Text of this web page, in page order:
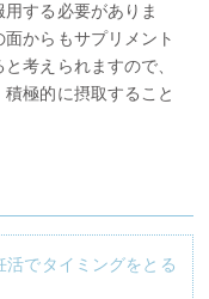
する必要がありま
からもサプリメント
考えられますので、
極的に摂取すること
でタイミングをとる